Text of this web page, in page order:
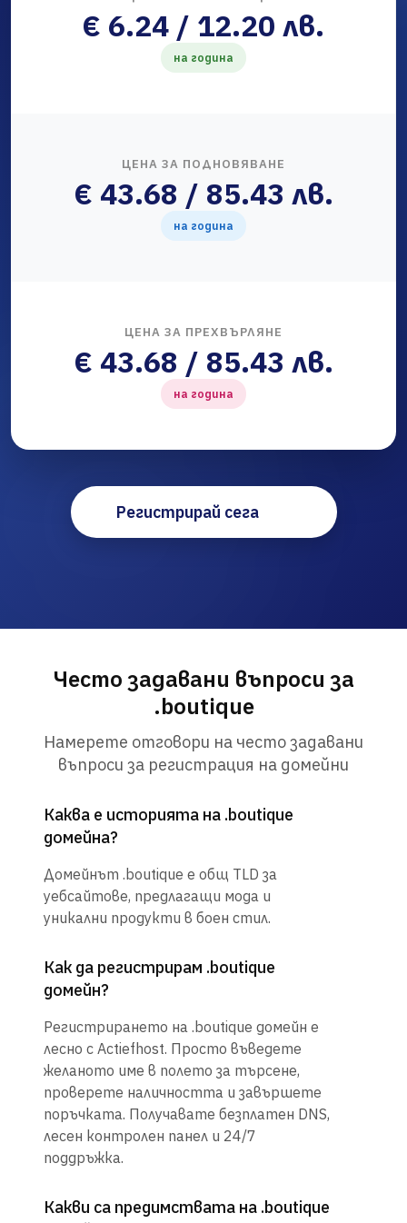
€ 6.24 / 12.20 лв.
на година
ЦЕНА ЗА ПОДНОВЯВАНЕ
€ 43.68 / 85.43 лв.
на година
ЦЕНА ЗА ПРЕХВЪРЛЯНЕ
€ 43.68 / 85.43 лв.
на година
Регистрирай сега
Често задавани въпроси за
.boutique
Намерете отговори на често задавани
въпроси за регистрация на домейни
Каква е историята на .boutique
домейна?
Домейнът .boutique е общ TLD за
уебсайтове, предлагащи мода и
уникални продукти в боен стил.
Как да регистрирам .boutique
домейн?
Регистрирането на .boutique домейн е
лесно с Actiefhost. Просто въведете
желаното име в полето за търсене,
проверете наличността и завършете
поръчката. Получавате безплатен DNS,
лесен контролен панел и 24/7
поддръжка.
Какви са предимствата на .boutique